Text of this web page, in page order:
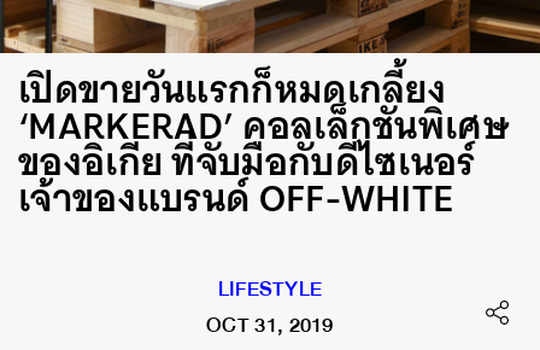
เปิดขายวันแรกก็หมดเกลี้ยง
‘MARKERAD’ คอลเล็กชันพิเศษ
ของอิเกีย ที่จับมือกับดีไซเนอร์
เจ้าของแบรนด์ OFF-WHITE
LIFESTYLE
OCT 31, 2019